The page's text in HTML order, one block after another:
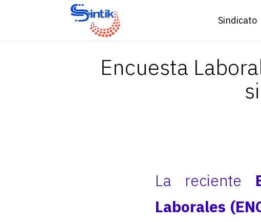
Sindicato
Encuesta
La reciente
Laborales